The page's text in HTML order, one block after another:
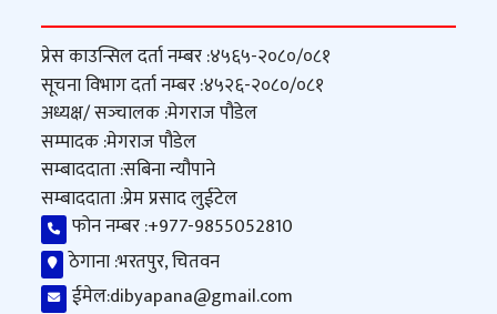
प्रेस काउन्सिल दर्ता नम्बर :४५६५-२०८०/०८१
सूचना विभाग दर्ता नम्बर :४५२६-२०८०/०८१
अध्यक्ष/ सञ्‍चालक :मेगराज पौडेल
सम्पादक :मेगराज पौडेल
सम्बाददाता :सबिना न्यौपाने
सम्बाददाता :प्रेम प्रसाद लुईटेल
फोन नम्बर :+977-9855052810
ठेगाना :भरतपुर, चितवन
ईमेल:dibyapana@gmail.com